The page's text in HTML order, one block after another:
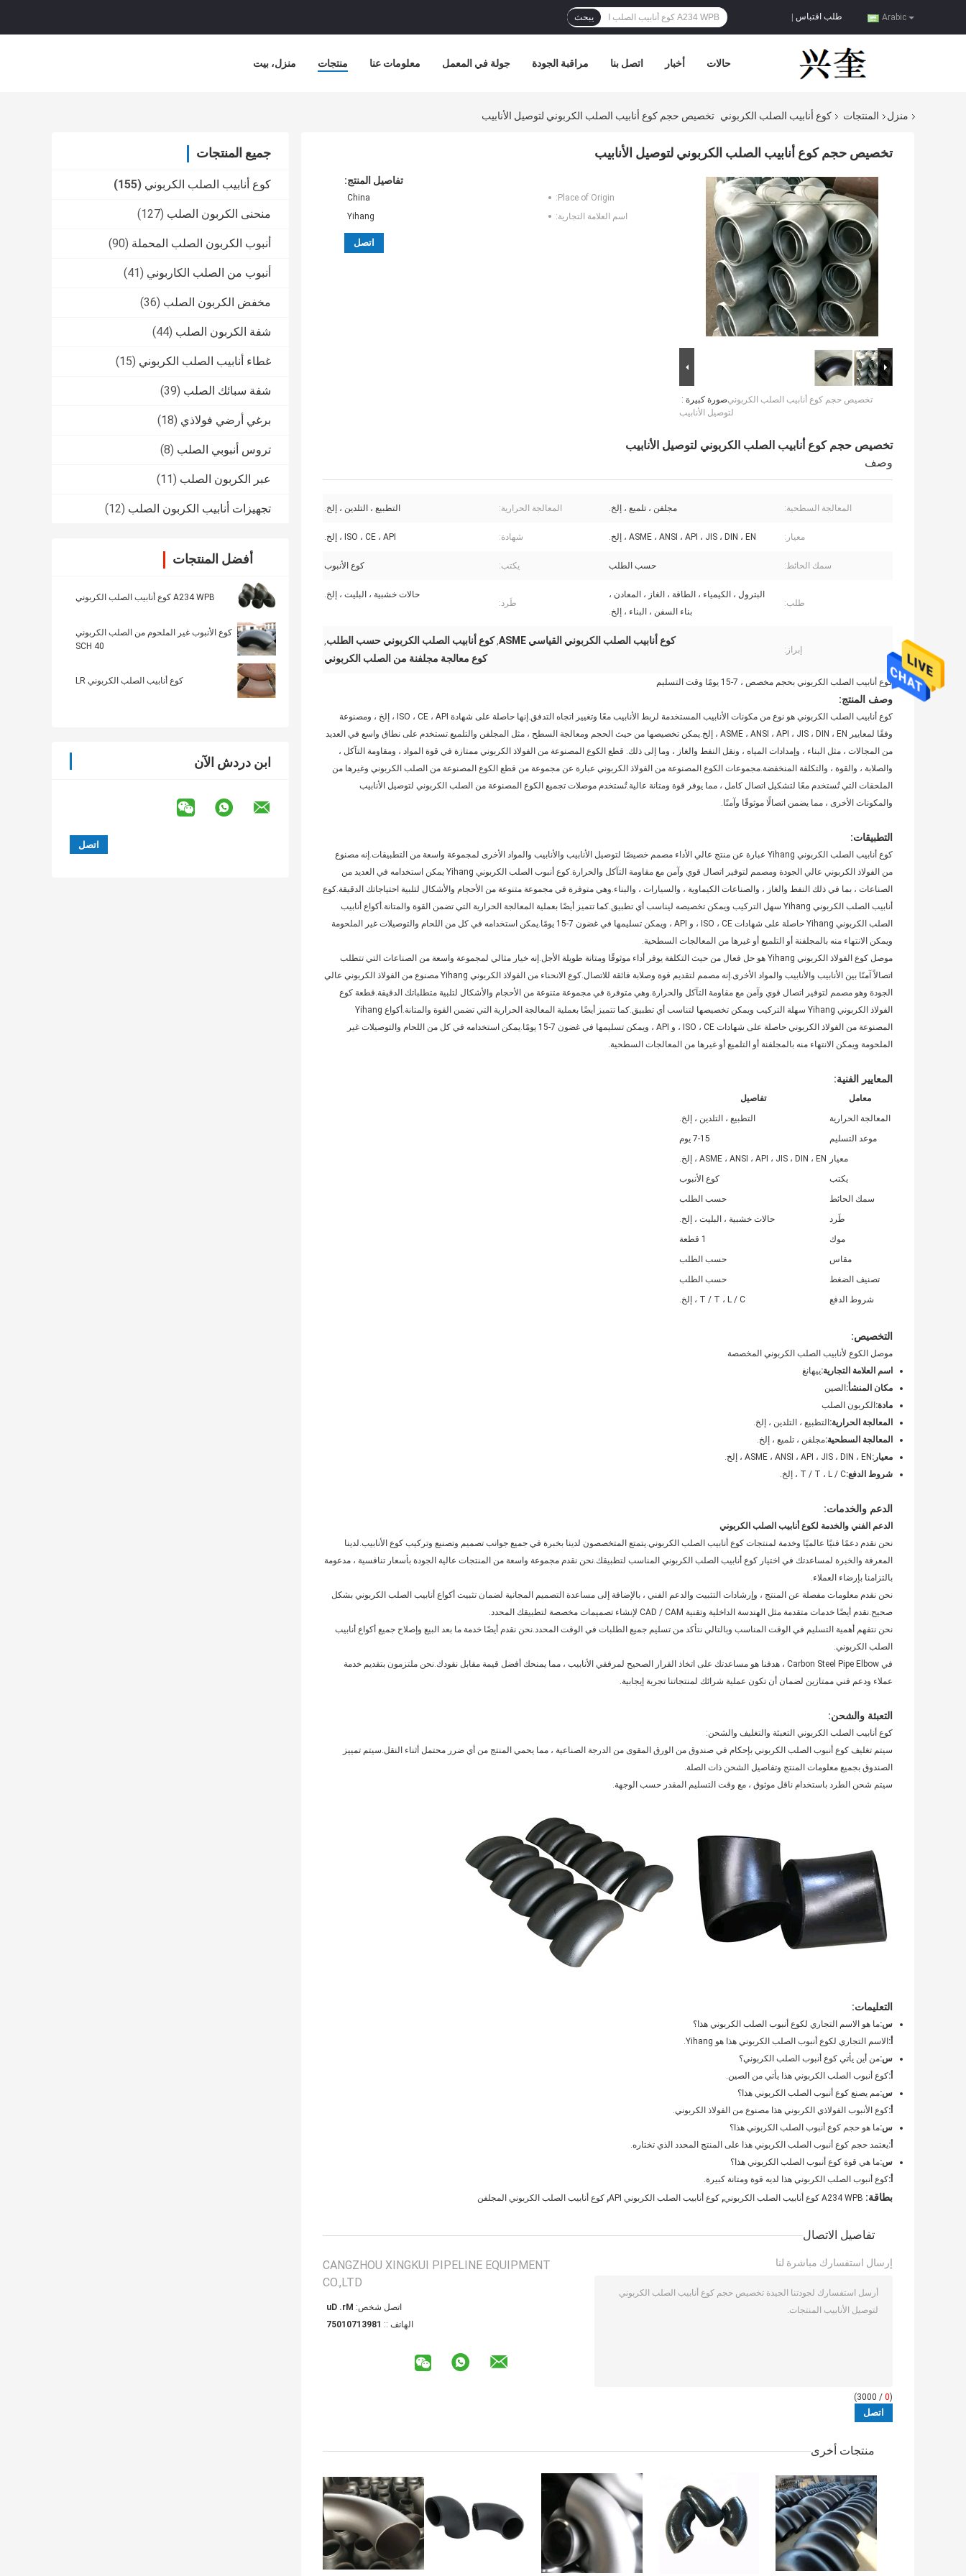
Arabic طلب اقتباس يبحث
منزل، بيت منتجات معلومات عنا جولة في المعمل مراقبة الجودة اتصل بنا أخبار حالات
منزل المنتجات كوع أنابيب الصلب الكربوني تخصيص حجم كوع أنابيب الصلب الكربوني لتوصيل الأنابيب
جميع المنتجات
كوع أنابيب الصلب الكربوني (155)
منحنى الكربون الصلب (127)
أنبوب الكربون الصلب المحملة (90)
أنبوب من الصلب الكاربوني (41)
مخفض الكربون الصلب (36)
شفة الكربون الصلب (44)
غطاء أنابيب الصلب الكربوني (15)
شفة سبائك الصلب (39)
برغي أرضي فولاذي (18)
تروس أنبوبي الصلب (8)
عبر الكربون الصلب (11)
تجهيزات أنابيب الكربون الصلب (12)
أفضل المنتجات
A234 WPB كوع أنابيب الصلب الكربوني
كوع الأنبوب غير الملحوم من الصلب الكربوني
SCH 40
كوع أنابيب الصلب الكربوني LR
ابن دردش الآن
تخصيص حجم كوع أنابيب الصلب الكربوني لتوصيل الأنابيب
صورة كبيرة :تخصيص حجم كوع أنابيب الصلب الكربوني
لتوصيل الأنابيب
تفاصيل المنتج:
Place of Origin:
China
اسم العلامة التجارية:
Yihang
اتصل
تخصيص حجم كوع أنابيب الصلب الكربوني لتوصيل الأنابيب
وصف
المعالجة السطحية: مجلفن ، تلميع ، إلخ. المعالجة الحرارية: التطبيع ، التلدين ، إلخ.
معيار: ASME ، ANSI ، API ، JIS ، DIN ، EN ، إلخ. شهادة: ISO ، CE ، API ، إلخ.
سمك الحائط: حسب الطلب يكتب: كوع الأنبوب
طلب:
البترول ، الكيمياء ، الطاقة ، الغاز ، المعادن ،
بناء السفن ، البناء ، إلخ.
طَرد:
حالات خشبية ، البليت ، إلخ.
إبراز:
كوع أنابيب الصلب الكربوني القياسي ASME , كوع أنابيب الصلب الكربوني حسب الطلب,
كوع معالجة مجلفنة من الصلب الكربوني
كوع أنابيب الصلب الكربوني بحجم مخصص ، 7-15 يومًا وقت التسليم
وصف المنتج:
كوع أنابيب الصلب الكربوني هو نوع من مكونات الأنابيب المستخدمة لربط الأنابيب معًا وتغيير اتجاه التدفق.إنها حاصلة على شهادة ISO ، CE ، API ، إلخ ، ومصنوعة
وفقًا لمعايير ASME ، ANSI ، API ، JIS ، DIN ، EN ، إلخ.يمكن تخصيصها من حيث الحجم ومعالجة السطح ، مثل المجلفن والتلميع.تستخدم على نطاق واسع في العديد
من المجالات ، مثل البناء ، وإمدادات المياه ، ونقل النفط والغاز ، وما إلى ذلك. قطع الكوع المصنوعة من الفولاذ الكربوني ممتازة في قوة المواد ، ومقاومة التآكل ،
والصلابة ، والقوة ، والتكلفة المنخفضة.مجموعات الكوع المصنوعة من الفولاذ الكربوني عبارة عن مجموعة من قطع الكوع المصنوعة من الصلب الكربوني وغيرها من
الملحقات التي تُستخدم معًا لتشكيل اتصال كامل ، مما يوفر قوة ومتانة عالية.تُستخدم موصلات تجميع الكوع المصنوعة من الصلب الكربوني لتوصيل الأنابيب
والمكونات الأخرى ، مما يضمن اتصالًا موثوقًا وآمنًا.
التطبيقات:
كوع أنابيب الصلب الكربوني Yihang عبارة عن منتج عالي الأداء مصمم خصيصًا لتوصيل الأنابيب والأنابيب والمواد الأخرى لمجموعة واسعة من التطبيقات.إنه مصنوع
من الفولاذ الكربوني عالي الجودة ومصمم لتوفير اتصال قوي وآمن مع مقاومة التآكل والحرارة.كوع أنبوب الصلب الكربوني Yihang يمكن استخدامه في العديد من
الصناعات ، بما في ذلك النفط والغاز ، والصناعات الكيماوية ، والسيارات ، والبناء.وهي متوفرة في مجموعة متنوعة من الأحجام والأشكال لتلبية احتياجاتك الدقيقة.كوع
أنابيب الصلب الكربوني Yihang سهل التركيب ويمكن تخصيصه ليناسب أي تطبيق.كما تتميز أيضًا بعملية المعالجة الحرارية التي تضمن القوة والمتانة.أكواع أنابيب
الصلب الكربوني Yihang حاصلة على شهادات ISO ، CE ، و API ، ويمكن تسليمها في غضون 7-15 يومًا.يمكن استخدامه في كل من اللحام والتوصيلات غير الملحومة
ويمكن الانتهاء منه بالمجلفنة أو التلميع أو غيرها من المعالجات السطحية.
موصل كوع الفولاذ الكربوني Yihang هو حل فعال من حيث التكلفة يوفر أداء موثوقًا ومتانة طويلة الأجل.إنه خيار مثالي لمجموعة واسعة من الصناعات التي تتطلب
اتصالاً آمنًا بين الأنابيب والأنابيب والمواد الأخرى.إنه مصمم لتقديم قوة وصلابة فائقة للاتصال.كوع الانحناء من الفولاذ الكربوني Yihang مصنوع من الفولاذ الكربوني عالي
الجودة وهو مصمم لتوفير اتصال قوي وآمن مع مقاومة التآكل والحرارة.وهي متوفرة في مجموعة متنوعة من الأحجام والأشكال لتلبية متطلباتك الدقيقة.قطعة كوع
الفولاذ الكربوني Yihang سهلة التركيب ويمكن تخصيصها لتناسب أي تطبيق.كما تتميز أيضًا بعملية المعالجة الحرارية التي تضمن القوة والمتانة.أكواع Yihang
المصنوعة من الفولاذ الكربوني حاصلة على شهادات ISO ، CE ، و API ، ويمكن تسليمها في غضون 7-15 يومًا.يمكن استخدامه في كل من اللحام والتوصيلات غير
الملحومة ويمكن الانتهاء منه بالمجلفنة أو التلميع أو غيرها من المعالجات السطحية.
المعايير الفنية:
معامل
تفاصيل
المعالجة الحرارية
التطبيع ، التلدين ، إلخ.
موعد التسليم
7-15 يوم
معيار
ASME ، ANSI ، API ، JIS ، DIN ، EN ، إلخ.
يكتب
كوع الأنبوب
سمك الحائط
حسب الطلب
طَرد
حالات خشبية ، البليت ، إلخ.
موك
1 قطعة
مقاس
حسب الطلب
تصنيف الضغط
حسب الطلب
شروط الدفع
T / T ، L / C ، إلخ.
التخصيص:
موصل الكوع لأنابيب الصلب الكربوني المخصصة
اسم العلامة التجارية:ييهانغ
مكان المنشأ: الصين
مادة: الكربون الصلب
المعالجة الحرارية: التطبيع ، التلدين ، إلخ.
المعالجة السطحية:مجلفن ، تلميع ، إلخ.
معيار: ASME ، ANSI ، API ، JIS ، DIN ، EN ، إلخ.
شروط الدفع:T / T ، L / C ، إلخ.
الدعم والخدمات:
الدعم الفني والخدمة لكوع أنابيب الصلب الكربوني
نحن نقدم دعمًا فنيًا عالميًا وخدمة لمنتجات كوع أنابيب الصلب الكربوني.يتمتع المتخصصون لدينا بخبرة في جميع جوانب تصميم وتصنيع وتركيب كوع الأنابيب.لدينا
المعرفة والخبرة لمساعدتك في اختيار كوع أنابيب الصلب الكربوني المناسب لتطبيقك.نحن نقدم مجموعة واسعة من المنتجات عالية الجودة بأسعار تنافسية ، مدعومة
بالتزامنا بإرضاء العملاء.
نحن نقدم معلومات مفصلة عن المنتج ، وإرشادات التثبيت والدعم الفني ، بالإضافة إلى مساعدة التصميم المجانية لضمان تثبيت أكواع أنابيب الصلب الكربوني بشكل
صحيح.نقدم أيضًا خدمات متقدمة مثل الهندسة الداخلية وتقنية CAD / CAM لإنشاء تصميمات مخصصة لتطبيقك المحدد.
نحن نتفهم أهمية التسليم في الوقت المناسب وبالتالي نتأكد من تسليم جميع الطلبات في الوقت المحدد.نحن نقدم أيضًا خدمة ما بعد البيع وإصلاح جميع أكواع أنابيب
الصلب الكربوني.
في Carbon Steel Pipe Elbow ، هدفنا هو مساعدتك على اتخاذ القرار الصحيح لمرفقي الأنابيب ، مما يمنحك أفضل قيمة مقابل نقودك.نحن ملتزمون بتقديم خدمة
عملاء ودعم فني ممتازين لضمان أن تكون عملية شرائك لمنتجاتنا تجربة إيجابية.
التعبئة والشحن:
كوع أنابيب الصلب الكربوني التعبئة والتغليف والشحن:
سيتم تغليف كوع أنبوب الصلب الكربوني بإحكام في صندوق من الورق المقوى من الدرجة الصناعية ، مما يحمي المنتج من أي ضرر محتمل أثناء النقل.سيتم تمييز
الصندوق بجميع معلومات المنتج وتفاصيل الشحن ذات الصلة.
سيتم شحن الطرد باستخدام ناقل موثوق ، مع وقت التسليم المقدر حسب الوجهة.
التعليمات:
س:ما هو الاسم التجاري لكوع أنبوب الصلب الكربوني هذا؟
أ: الاسم التجاري لكوع أنبوب الصلب الكربوني هذا هو Yihang.
س:من أين يأتي كوع أنبوب الصلب الكربوني؟
أ:كوع أنبوب الصلب الكربوني هذا يأتي من الصين.
س:مم يصنع كوع أنبوب الصلب الكربوني هذا؟
أ:كوع الأنبوب الفولاذي الكربوني هذا مصنوع من الفولاذ الكربوني.
س:ما هو حجم كوع أنبوب الصلب الكربوني هذا؟
أ:يعتمد حجم كوع أنبوب الصلب الكربوني هذا على المنتج المحدد الذي تختاره.
س:ما هي قوة كوع أنبوب الصلب الكربوني هذا؟
أ:كوع أنبوب الصلب الكربوني هذا لديه قوة ومتانة كبيرة.
بطاقة: A234 WPB كوع أنابيب الصلب الكربوني , كوع أنابيب الصلب الكربوني API , كوع أنابيب الصلب الكربوني المجلفن
تفاصيل الاتصال
CANGZHOU XINGKUI PIPELINE EQUIPMENT
CO.,LTD
اتصل شخص: Mr. Du
الهاتف :: 18931701057
إرسال استفسارك مباشرة لنا
(
0
/ 3000)
منتجات أخرى